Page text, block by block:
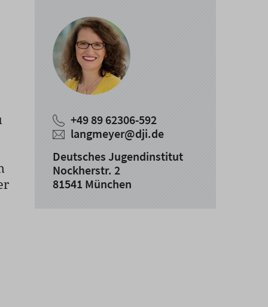
+49 89 62306-592
langmeyer@dji.de
Deutsches Jugendinstitut
Nockherstr. 2
81541 München